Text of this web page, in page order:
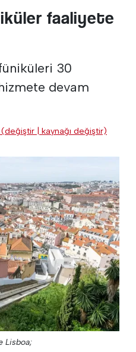
faaliyete
30
devam
| kaynağı değiştir)
Lisboa;